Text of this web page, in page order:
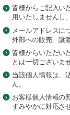
皆様からご記入い
用いたしませんし
メールアドレスに
外部への販売、譲
皆様からいただい
とは一切ございま
当該個人情報は、
ん。
お客様個人情報の
すみやかに対応さ